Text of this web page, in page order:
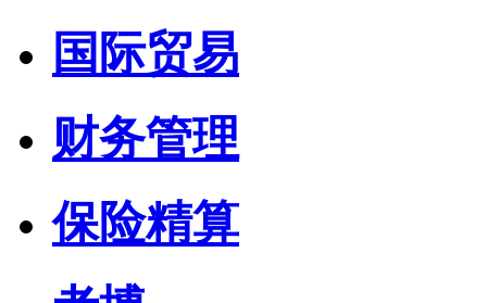
国际贸易
财务管理
保险精算